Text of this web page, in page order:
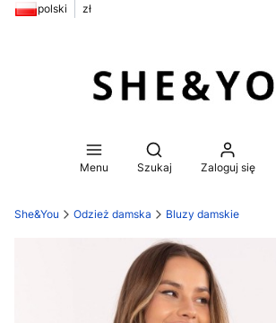
polski zł
Menu
Otwórz wyszukiwarkę
Szukaj Zaloguj się
She&You Odzież damska Bluzy damskie